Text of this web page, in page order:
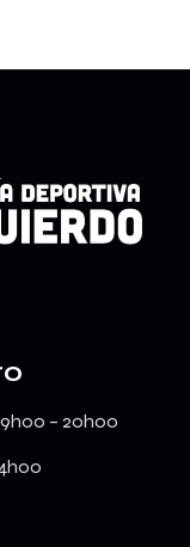
– 20h00